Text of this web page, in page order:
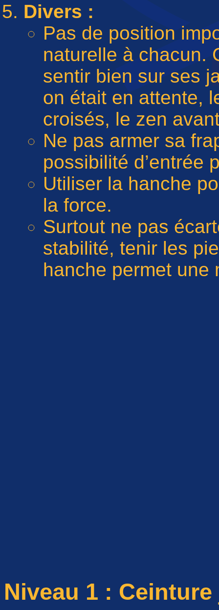
Divers :
Pas de position
naturelle à chacun.
sentir bien sur ses
on était en attente,
croisés, le zen
Ne pas armer sa
possibilité d’entrée
Utiliser la hanche
la force.
Surtout ne pas
stabilité, tenir les
hanche permet une
Niveau 1 :